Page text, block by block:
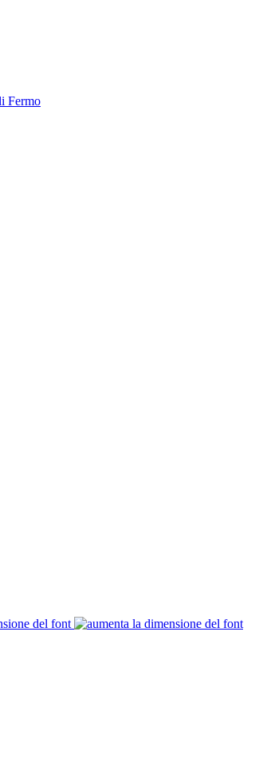
del font